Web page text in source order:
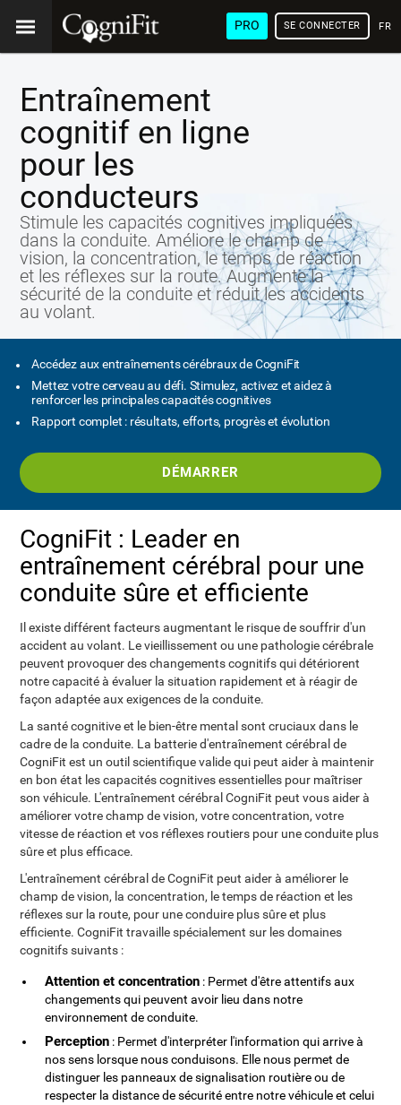
PRO SE CONNECTER
Entraînement
cognitif en ligne
pour les
conducteurs
Stimule les capacités cognitives impliquées
dans la conduite. Améliore le champ de
vision, la concentration, le temps de réaction
et les réflexes sur la route. Augmente la
sécurité de la conduite et réduit les accidents
au volant.
Accédez aux entraînements cérébraux de CogniFit
Mettez votre cerveau au défi. Stimulez, activez et aidez à
renforcer les principales capacités cognitives
Rapport complet : résultats, efforts, progrès et évolution
DÉMARRER
CogniFit : Leader en
entraînement cérébral pour une
conduite sûre et efficiente
Il existe différent facteurs augmentant le risque de souffrir d'un
accident au volant. Le vieillissement ou une pathologie cérébrale
peuvent provoquer des changements cognitifs qui détériorent
notre capacité à évaluer la situation rapidement et à réagir de
façon adaptée aux exigences de la conduite.
La santé cognitive et le bien-être mental sont cruciaux dans le
cadre de la conduite. La batterie d'entraînement cérébral de
CogniFit est un outil scientifique valide qui peut aider à maintenir
en bon état les capacités cognitives essentielles pour maîtriser
son véhicule. L'entraînement cérébral CogniFit peut vous aider à
améliorer votre champ de vision, votre concentration, votre
vitesse de réaction et vos réflexes routiers pour une conduite plus
sûre et plus efficace.
L'entraînement cérébral de CogniFit peut aider à améliorer le
champ de vision, la concentration, le temps de réaction et les
réflexes sur la route, pour une conduire plus sûre et plus
efficiente. CogniFit travaille spécialement sur les domaines
cognitifs suivants :
Attention et concentration : Permet d'être attentifs aux
changements qui peuvent avoir lieu dans notre
environnement de conduite.
Perception : Permet d'interpréter l'information qui arrive à
nos sens lorsque nous conduisons. Elle nous permet de
distinguer les panneaux de signalisation routière ou de
respecter la distance de sécurité entre notre véhicule et celui